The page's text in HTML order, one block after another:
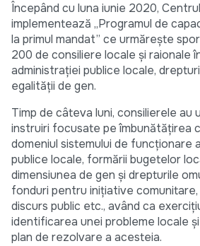
Începând cu luna iunie 2020,
implementează „Programul de
la primul mandat” ce urmărește
200 de consiliere locale și raionale
administrației publice locale,
egalității de gen.
Timp de câteva luni, consilierele au
instruiri focusate pe îmbunătățirea
domeniul sistemului de funcționare
publice locale, formării bugetelor
dimensiunea de gen și drepturile
fonduri pentru inițiative
discurs public etc., având ca
identificarea unei probleme locale
plan de rezolvare a acesteia.